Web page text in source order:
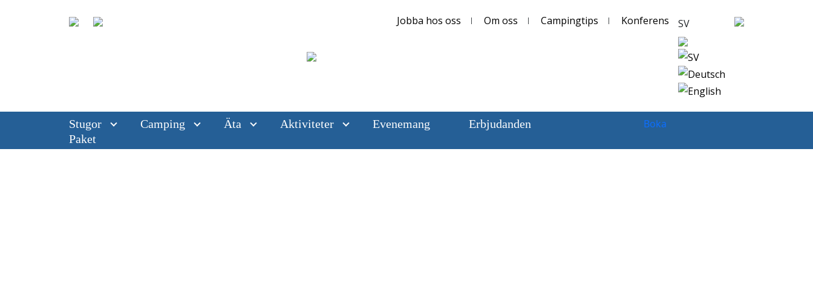
Jobba hos oss Om oss Campingtips Konferens SV
SV
Deutsch
English
Stugor Camping Äta Aktiviteter Evenemang
Erbjudanden
Paket
Boka